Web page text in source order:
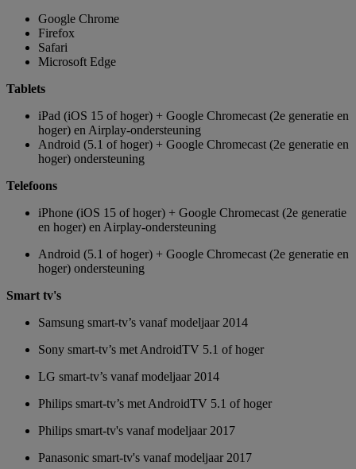
Google Chrome
Firefox
Safari
Microsoft Edge
Tablets
iPad (iOS 15 of hoger) + Google Chromecast (2e generatie en
hoger) en Airplay-ondersteuning
Android (5.1 of hoger) + Google Chromecast (2e generatie en
hoger) ondersteuning
Telefoons
iPhone (iOS 15 of hoger) + Google Chromecast (2e generatie
en hoger) en Airplay-ondersteuning
Android (5.1 of hoger) + Google Chromecast (2e generatie en
hoger) ondersteuning
Smart tv's
Samsung smart-tv’s vanaf modeljaar 2014
Sony smart-tv’s met AndroidTV 5.1 of hoger
LG smart-tv’s vanaf modeljaar 2014
Philips smart-tv’s met AndroidTV 5.1 of hoger
Philips smart-tv's vanaf modeljaar 2017
Panasonic smart-tv's vanaf modeljaar 2017